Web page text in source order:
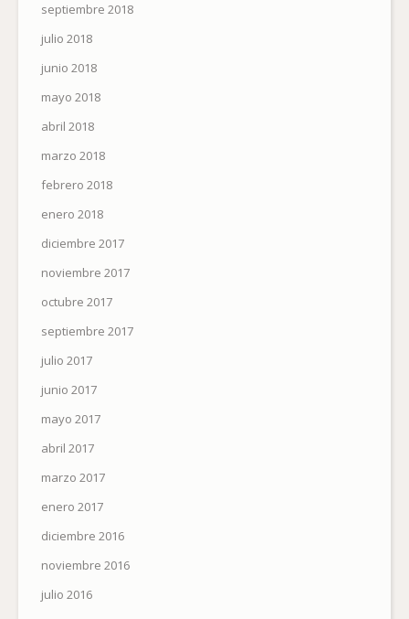
septiembre 2018
julio 2018
junio 2018
mayo 2018
abril 2018
marzo 2018
febrero 2018
enero 2018
diciembre 2017
noviembre 2017
octubre 2017
septiembre 2017
julio 2017
junio 2017
mayo 2017
abril 2017
marzo 2017
enero 2017
diciembre 2016
noviembre 2016
julio 2016